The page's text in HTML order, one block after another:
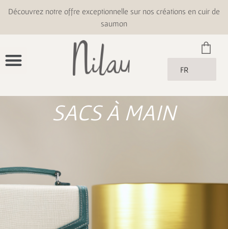
Découvrez notre offre exceptionnelle sur nos créations en cuir de
saumon
FR
SACS À MAIN